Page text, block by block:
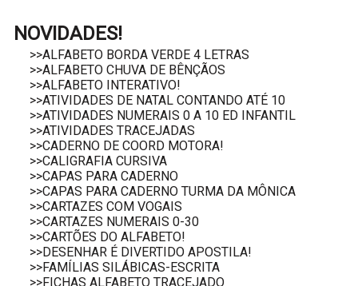
NOVIDADES!
>>ALFABETO BORDA VERDE 4 LETRAS
>>ALFABETO CHUVA DE BÊNÇÃOS
>>ALFABETO INTERATIVO!
>>ATIVIDADES DE NATAL CONTANDO ATÉ 10
>>ATIVIDADES NUMERAIS 0 A 10 ED INFANTIL
>>ATIVIDADES TRACEJADAS
>>CADERNO DE COORD MOTORA!
>>CALIGRAFIA CURSIVA
>>CAPAS PARA CADERNO
>>CAPAS PARA CADERNO TURMA DA MÔNICA
>>CARTAZES COM VOGAIS
>>CARTAZES NUMERAIS 0-30
>>CARTÕES DO ALFABETO!
>>DESENHAR É DIVERTIDO APOSTILA!
>>FAMÍLIAS SILÁBICAS-ESCRITA
>>FICHAS ALFABETO TRACEJADO